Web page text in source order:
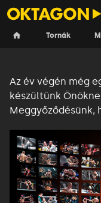
Tornák
Üdvözöljük
Az év végén még
készültünk
Meggyőződésünk,